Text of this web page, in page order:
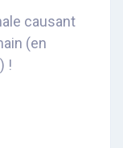
causant
(en
!